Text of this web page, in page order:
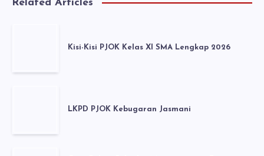
Related Articles
Kisi-Kisi PJOK Kelas XI SMA Lengkap 2026
LKPD PJOK Kebugaran Jasmani